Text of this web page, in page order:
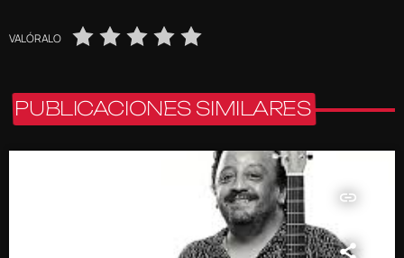
VALÓRALO
PUBLICACIONES SIMILARES
insert_link